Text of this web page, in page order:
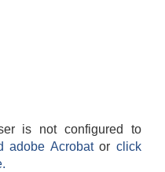
is not configured to
adobe Acrobatorclick